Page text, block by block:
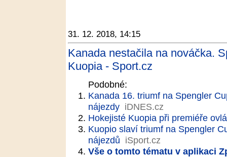
31. 12. 2018, 14:15
Kanada nestačila na nováčka.
Kuopia - Sport.cz
Podobné:
Kanada 16. triumf na Spengler
nájezdy iDNES.cz
Hokejisté Kuopia při premiéře
Kuopio slaví triumf na Spengler
nájezdů iSport.cz
Vše o tomto tématu v aplikaci